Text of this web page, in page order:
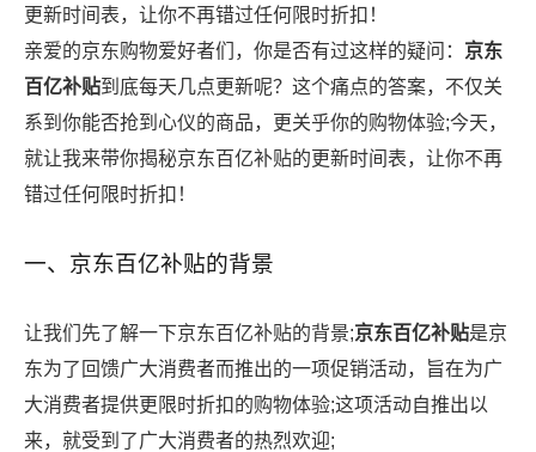
更新时间表，让你不再错过任何限时折扣！
亲爱的京东购物爱好者们，你是否有过这样的疑问： 京东
百亿补贴到底每天几点更新呢？这个痛点的答案，不仅关
系到你能否抢到心仪的商品，更关乎你的购物体验;今天，
就让我来带你揭秘京东百亿补贴的更新时间表，让你不再
错过任何限时折扣！
一、京东百亿补贴的背景
让我们先了解一下京东百亿补贴的背景;京东百亿补贴是京
东为了回馈广大消费者而推出的一项促销活动，旨在为广
大消费者提供更限时折扣的购物体验;这项活动自推出以
来，就受到了广大消费者的热烈欢迎;